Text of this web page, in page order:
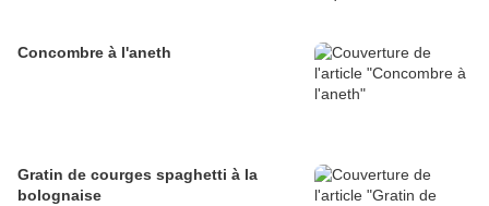
Concombre à l'aneth
Gratin de courges spaghetti à la
bolognaise